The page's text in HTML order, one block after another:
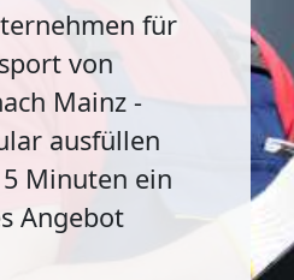
für
von
Mainz -
ausfüllen
Minuten ein
Angebot